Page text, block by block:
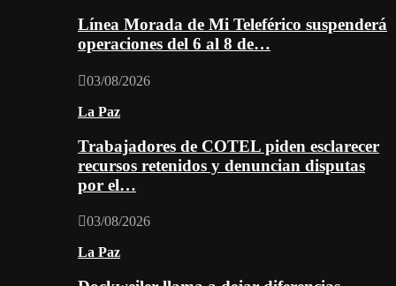
Línea Morada de Mi Teleférico suspenderá
operaciones del 6 al 8 de…
03/08/2026
La Paz
Trabajadores de COTEL piden esclarecer
recursos retenidos y denuncian disputas
por el…
03/08/2026
La Paz